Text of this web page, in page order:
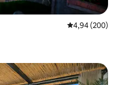
Nilai rata-rata
4,94 (200)